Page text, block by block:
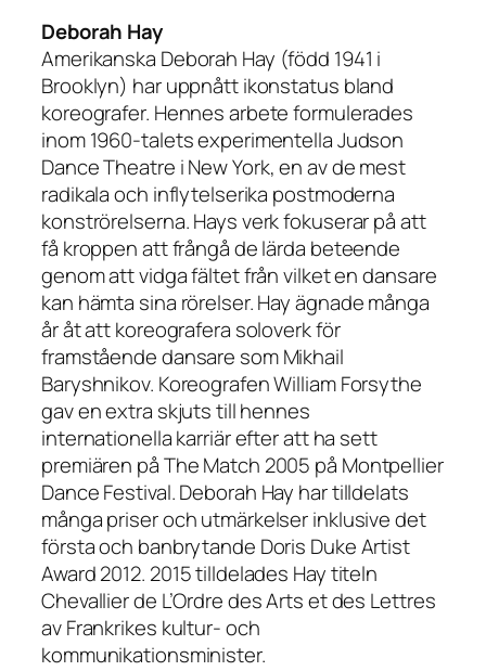
Deborah Hay
Amerikanska Deborah Hay (född 1941 i
Brooklyn) har uppnått ikonstatus bland
koreografer. Hennes arbete formulerades
inom 1960-talets experimentella Judson
Dance Theatre i New York, en av de mest
radikala och inflytelserika postmoderna
konströrelserna. Hays verk fokuserar på att
få kroppen att frångå de lärda beteende
genom att vidga fältet från vilket en dansare
kan hämta sina rörelser. Hay ägnade många
år åt att koreografera soloverk för
framstående dansare som Mikhail
Baryshnikov. Koreografen William Forsythe
gav en extra skjuts till hennes
internationella karriär efter att ha sett
premiären på The Match 2005 på Montpellier
Dance Festival. Deborah Hay har tilldelats
många priser och utmärkelser inklusive det
första och banbrytande Doris Duke Artist
Award 2012. 2015 tilldelades Hay titeln
Chevallier de L’Ordre des Arts et des Lettres
av Frankrikes kultur- och
kommunikationsminister.